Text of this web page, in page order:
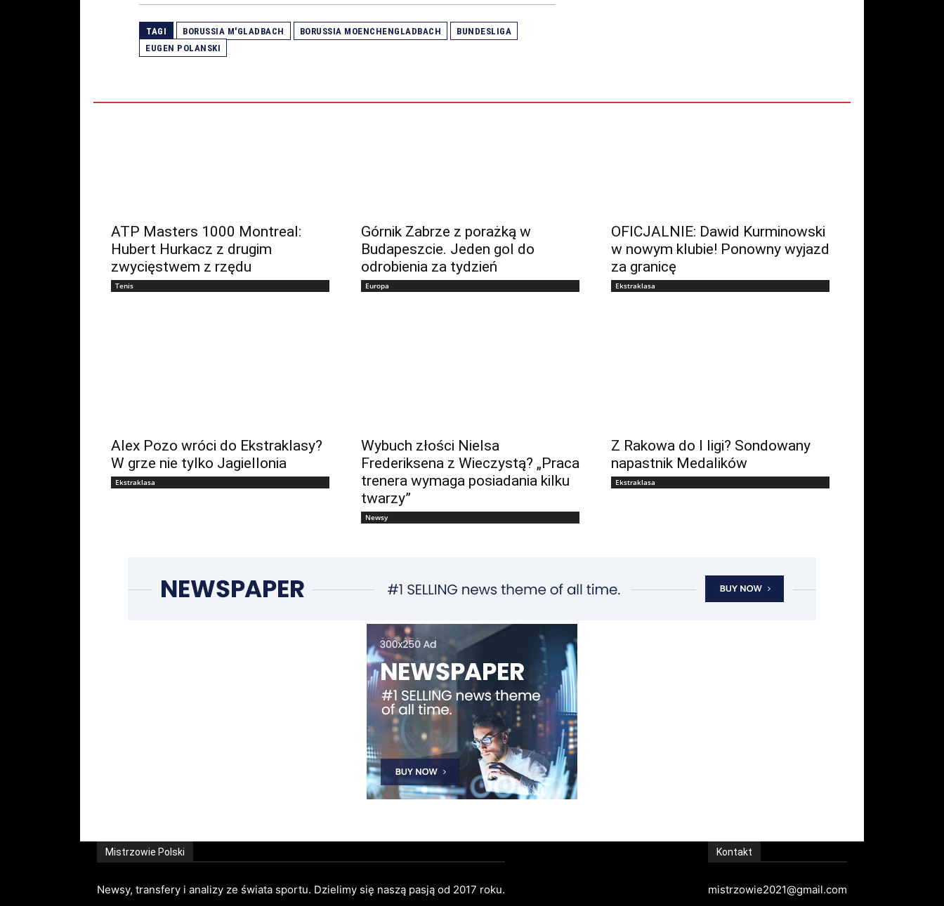
TAGI BORUSSIA M'GLADBACH BORUSSIA MOENCHENGLADBACH
BUNDESLIGA
EUGEN POLANSKI
ATP Masters 1000 Montreal:
Hubert Hurkacz z drugim
zwycięstwem z rzędu
Tenis
Górnik Zabrze z porażką w
Budapeszcie. Jeden gol do
odrobienia za tydzień
Europa
OFICJALNIE: Dawid Kurminowski
w nowym klubie! Ponowny wyjazd
za granicę
Ekstraklasa
Alex Pozo wróci do Ekstraklasy?
W grze nie tylko Jagiellonia
Ekstraklasa
Wybuch złości Nielsa
Frederiksena z Wieczystą? „Praca
trenera wymaga posiadania kilku
twarzy”
Newsy
Z Rakowa do I ligi? Sondowany
napastnik Medalików
Ekstraklasa
Mistrzowie Polski
Newsy, transfery i analizy ze świata sportu. Dzielimy się naszą pasją od 2017 roku.
Kontakt
mistrzowie2021@gmail.com